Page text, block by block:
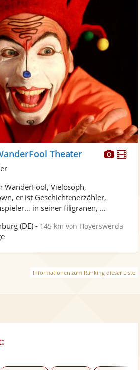
Theater
WanderFool, Vielosoph,
er ist Geschichtenerzähler,
in seiner filigranen, ...
(DE) - 145 km von Hoyerswerda
Informationen zum Ranking dieser Liste